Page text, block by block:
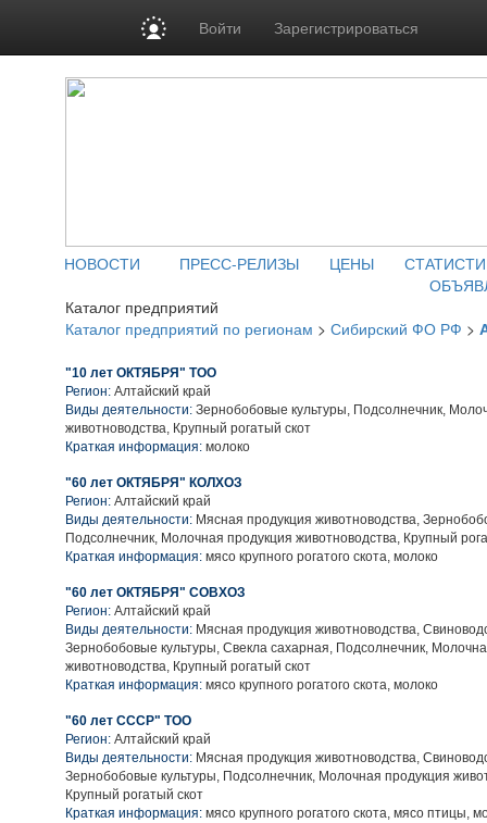
Войти Зарегистрироваться
НОВОСТИ ПРЕСС-РЕЛИЗЫ ЦЕНЫ
Каталог предприятий
Каталог предприятий по регионам > Сибирский ФО РФ >
"10 лет ОКТЯБРЯ" ТОО
Регион: Алтайский край
Виды деятельности: Зернобобовые культуры, Подсолнечник,
животноводства, Крупный рогатый скот
Краткая информация: молоко
"60 лет ОКТЯБРЯ" КОЛХОЗ
Регион: Алтайский край
Виды деятельности: Мясная продукция животноводства,
Подсолнечник, Молочная продукция животноводства, Крупный
Краткая информация: мясо крупного рогатого скота, молоко
"60 лет ОКТЯБРЯ" СОВХОЗ
Регион: Алтайский край
Виды деятельности: Мясная продукция животноводства,
Зернобобовые культуры, Свекла сахарная, Подсолнечник,
животноводства, Крупный рогатый скот
Краткая информация: мясо крупного рогатого скота, молоко
"60 лет СССР" ТОО
Регион: Алтайский край
Виды деятельности: Мясная продукция животноводства,
Зернобобовые культуры, Подсолнечник, Молочная продукция
Крупный рогатый скот
Краткая информация: мясо крупного рогатого скота, мясо птицы,